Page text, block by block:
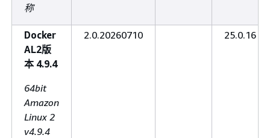
称
Docker
AL2版
本 4.9.4
64bit
Amazon
Linux 2
v4.9.4
2.0.20260710 25.0.16